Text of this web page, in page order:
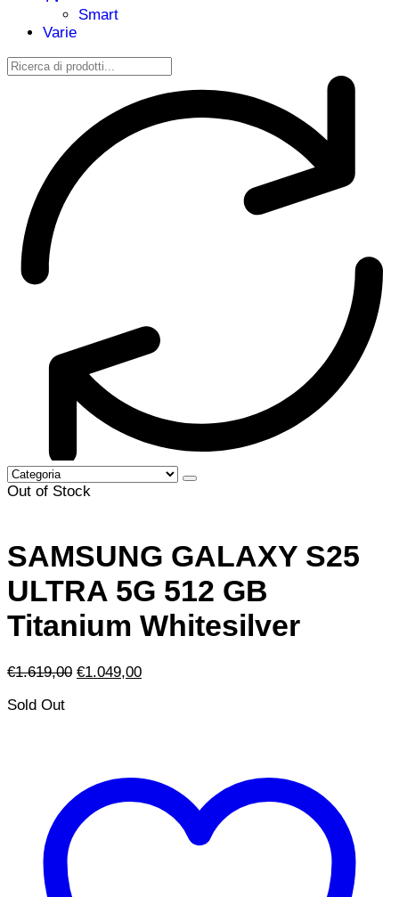
Smart
Varie
Out of Stock
SAMSUNG GALAXY S25
ULTRA 5G 512 GB
Titanium Whitesilver
€1.619,00 Il
€1.049,00Il
Sold Out